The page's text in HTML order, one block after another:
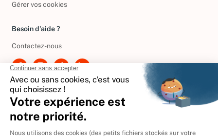
Gérer vos cookies
Besoin d'aide ?
Contactez-nous
International
🇪🇸 Espagne
🇩🇪Allemagne
🇮🇹 Italie